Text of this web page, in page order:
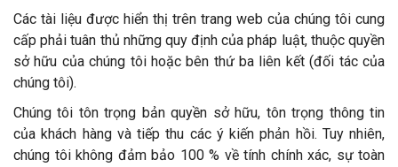
Các tài liệu được hiển thị trên trang web của chúng tôi cung
cấp phải tuân thủ những quy định của pháp luật, thuộc quyền
sở hữu của chúng tôi hoặc bên thứ ba liên kết (đối tác của
chúng tôi).
Chúng tôi tôn trọng bản quyền sở hữu, tôn trọng thông tin
của khách hàng và tiếp thu các ý kiến phản hồi. Tuy nhiên,
chúng tôi không đảm bảo 100 % về tính chính xác, sự toàn